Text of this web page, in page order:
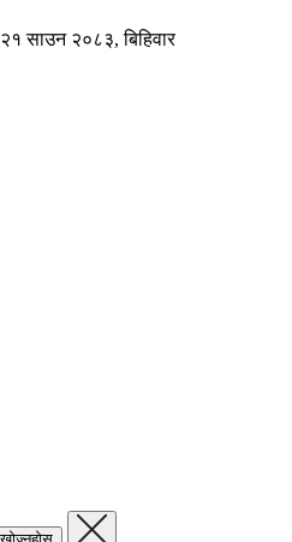
२१ साउन २०८३, बिहिवार